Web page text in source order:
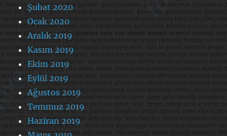
Şubat 2020
Ocak 2020
Aralık 2019
Kasım 2019
Ekim 2019
Eylül 2019
Ağustos 2019
Temmuz 2019
Haziran 2019